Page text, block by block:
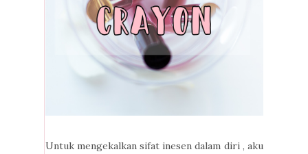
Untuk mengekalkan sifat inesen dalam diri , aku